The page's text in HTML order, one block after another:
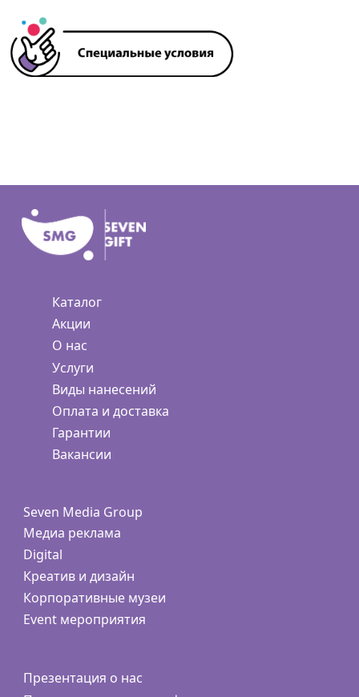
Каталог
Акции
О нас
Услуги
Виды нанесений
Оплата и доставка
Гарантии
Вакансии
Seven Media Group
Медиа реклама
Digital
Креатив и дизайн
Корпоративные музеи
Event мероприятия
Презентация о нас